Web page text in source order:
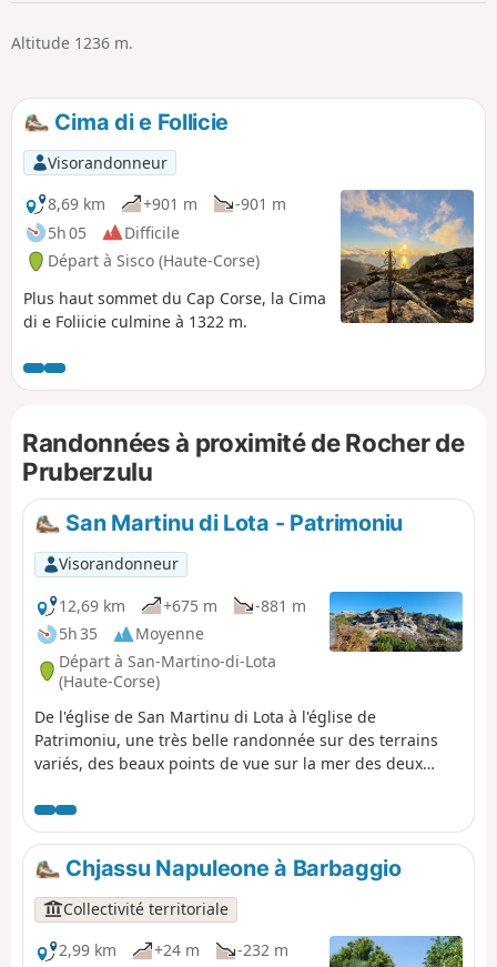
Altitude 1236 m.
Cima di e Follicie
Visorandonneur
8,69 km
+901 m
-901 m
5h 05
Difficile
Départ à Sisco (Haute-Corse)
Plus haut sommet du Cap Corse, la Cima
di e Foliicie culmine à 1322 m.
Randonnées à proximité de Rocher de
Pruberzulu
San Martinu di Lota - Patrimoniu
Visorandonneur
12,69 km
+675 m
-881 m
5h 35
Moyenne
Départ à San-Martino-di-Lota
(Haute-Corse)
De l'église de San Martinu di Lota à l'église de
Patrimoniu, une très belle randonnée sur des terrains
variés, des beaux points de vue sur la mer des deux
(Biguglia). Passage par des glacières. La montée est
facile, la descente beaucoup moins et il faut prévoir une
voiture à Patrimonio ou faire demi-tour avant les
antennes de Teghime.
Chjassu Napuleone à Barbaggio
Collectivité territoriale
2,99 km
+24 m
-232 m